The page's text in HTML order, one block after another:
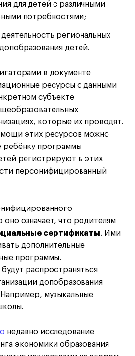
для детей с различными
потребностями;
региональных
детей.
в документе
ресурсы с данными
субъекте
которые их проводят.
этих ресурсов можно
ребёнку программы
регистрируют в этих
персонифицированный
оно означает, что родителям
сертификаты. Ими
дополнительные
программы.
распространяться
допобразования
музыкальные
недавно исследование
экономики образования